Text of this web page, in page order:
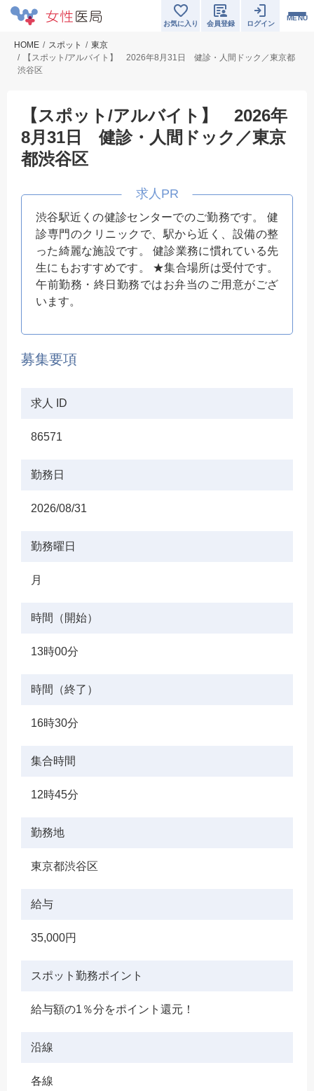
MENU
お気に入り 会員登録 ログイン
HOME スポット
東京
【スポット/アルバイト】 2026年8月31日 健診・人間ドック／東京都
渋谷区
【スポット/アルバイト】 2026年
8月31日 健診・人間ドック／東京
都渋谷区
渋谷駅近くの健診センターでのご勤務です。 健
診専門のクリニックで、駅から近く、設備の整
った綺麗な施設です。 健診業務に慣れている先
生にもおすすめです。 ★集合場所は受付です。
午前勤務・終日勤務ではお弁当のご用意がござ
います。
募集要項
求人 ID
86571
勤務日
2026/08/31
勤務曜日
月
時間（開始）
13時00分
時間（終了）
16時30分
集合時間
12時45分
勤務地
東京都渋谷区
給与
35,000円
スポット勤務ポイント
給与額の1％分をポイント還元！
沿線
各線